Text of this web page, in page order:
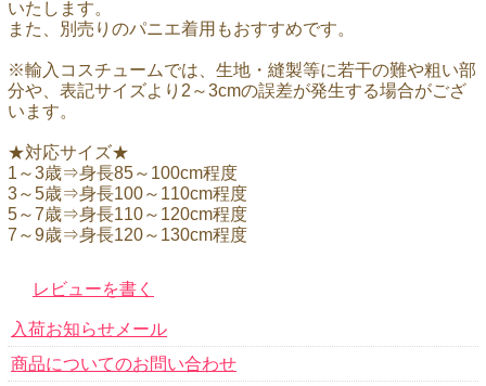
いたします。
また、別売りのパニエ着用もおすすめです。
※輸入コスチュームでは、生地・縫製等に若干の難や粗い部
分や、表記サイズより2～3cmの誤差が発生する場合がござ
います。
★対応サイズ★
1～3歳⇒身長85～100cm程度
3～5歳⇒身長100～110cm程度
5～7歳⇒身長110～120cm程度
7～9歳⇒身長120～130cm程度
レビューを書く
入荷お知らせメール
商品についてのお問い合わせ